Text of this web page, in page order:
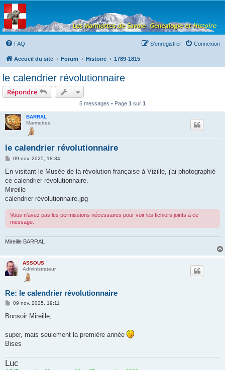
Les Marmottes de
Savoie
Forum d'entraide généalogique
FAQ
Connexion
S’enregistrer
Accueil du site Forum Histoire 1789-1815
le calendrier révolutionnaire
Répondre
5 messages • Page 1 sur 1
BARRAL
Marmottes
le calendrier révolutionnaire
M
s
a
g
09 nov. 2025, 18:34
En visitant le Musée de la révolution française à Vizille, j'ai photographié
ce calendrier révolutionnaire.
Mireille
calendrier révolutionnaire.jpg
Vous n’avez pas les permissions nécessaires pour voir les fichiers joints à ce
message.
Mireille BARRAL
ASSOUS
Administrateur
Re: le calendrier révolutionnaire
M
s
g
e
09 nov. 2025, 19:11
Bonsoir Mireille,
super, mais seulement la première année
Bises
Luc